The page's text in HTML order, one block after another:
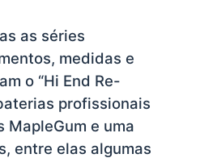
as séries
medidas e
o “Hi End Re-
profissionais
MapleGum e uma
entre elas algumas